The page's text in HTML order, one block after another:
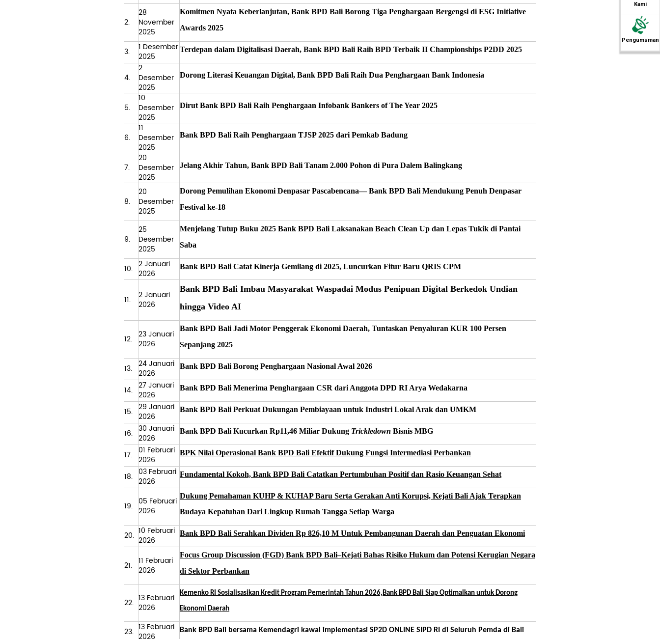
Kami
Pengumuman
2.
28
November
2025
Komitmen Nyata Keberlanjutan, Bank BPD Bali Borong Tiga Penghargaan Bergengsi di ESG Initiative
Awards 2025
3.
1 Desember
2025
Terdepan dalam Digitalisasi Daerah, Bank BPD Bali Raih BPD Terbaik II Championships P2DD 2025
4.
2
Desember
2025
Dorong Literasi Keuangan Digital, Bank BPD Bali Raih Dua Penghargaan Bank Indonesia
5.
10
Desember
2025
Dirut Bank BPD Bali Raih Penghargaan Infobank Bankers of The Year 2025
6.
11
Desember
2025
Bank BPD Bali Raih Penghargaan TJSP 2025 dari Pemkab Badung
7.
20
Desember
2025
Jelang Akhir Tahun, Bank BPD Bali Tanam 2.000 Pohon di Pura Dalem Balingkang
8.
20
Desember
2025
Dorong Pemulihan Ekonomi Denpasar Pascabencana— Bank BPD Bali Mendukung Penuh Denpasar
Festival ke-18
9.
25
Desember
2025
Menjelang Tutup Buku 2025 Bank BPD Bali Laksanakan Beach Clean Up dan Lepas Tukik di Pantai
Saba
10. 2 Januari
2026
Bank BPD Bali Catat Kinerja Gemilang di 2025, Luncurkan Fitur Baru QRIS CPM
11.
2 Januari
2026
Bank BPD Bali Imbau Masyarakat Waspadai Modus Penipuan Digital Berkedok Undian
hingga Video AI
12. 23 Januari
2026
Bank BPD Bali Jadi Motor Penggerak Ekonomi Daerah, Tuntaskan Penyaluran KUR 100 Persen
Sepanjang 2025
13. 24 Januari
2026
Bank BPD Bali Borong Penghargaan Nasional Awal 2026
14. 27 Januari
2026
Bank BPD Bali Menerima Penghargaan CSR dari Anggota DPD RI Arya Wedakarna
15. 29 Januari
2026
Bank BPD Bali Perkuat Dukungan Pembiayaan untuk Industri Lokal Arak dan UMKM
16. 30 Januari
2026
Bank BPD Bali Kucurkan Rp11,46 Miliar Dukung Trickledown Bisnis MBG
17.
01 Februari
2026
BPK Nilai Operasional Bank BPD Bali Efektif Dukung Fungsi Intermediasi Perbankan
18. 03 Februari
2026
Fundamental Kokoh, Bank BPD Bali Catatkan Pertumbuhan Positif dan Rasio Keuangan Sehat
19. 05 Februari
2026
Dukung Pemahaman KUHP & KUHAP Baru Serta Gerakan Anti Korupsi, Kejati Bali Ajak Terapkan
Budaya Kepatuhan Dari Lingkup Rumah Tangga Setiap Warga
20. 10 Februari
2026
Bank BPD Bali Serahkan Dividen Rp 826,10 M Untuk Pembangunan Daerah dan Penguatan Ekonomi
21. 11 Februari
2026
Focus Group Discussion (FGD) Bank BPD Bali–Kejati Bahas Risiko Hukum dan Potensi Kerugian Negara
di Sektor Perbankan
22. 13 Februari
2026
Kemenko RI Sosialisasikan Kredit Program Pemerintah Tahun 2026,Bank BPD Bali Siap Optimalkan untuk Dorong
Ekonomi Daerah
23. 13 Februari
Bank BPD Bali bersama Kemendagri kawal implementasi SP2D ONLINE SIPD RI di Seluruh Pemda di Bali